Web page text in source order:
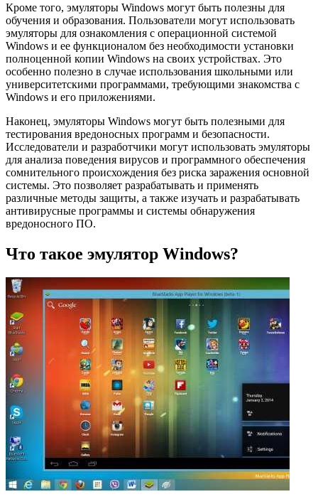
Кроме того, эмуляторы Windows могут быть полезны для
обучения и образования. Пользователи могут использовать
эмуляторы для ознакомления с операционной системой
Windows и ее функционалом без необходимости установки
полноценной копии Windows на своих устройствах. Это
особенно полезно в случае использования школьными или
университетскими программами, требующими знакомства с
Windows и его приложениями.
Наконец, эмуляторы Windows могут быть полезными для
тестирования вредоносных программ и безопасности.
Исследователи и разработчики могут использовать эмуляторы
для анализа поведения вирусов и программного обеспечения
сомнительного происхождения без риска заражения основной
системы. Это позволяет разрабатывать и применять
различные методы защиты, а также изучать и разрабатывать
антивирусные программы и системы обнаружения
вредоносного ПО.
Что такое эмулятор Windows?